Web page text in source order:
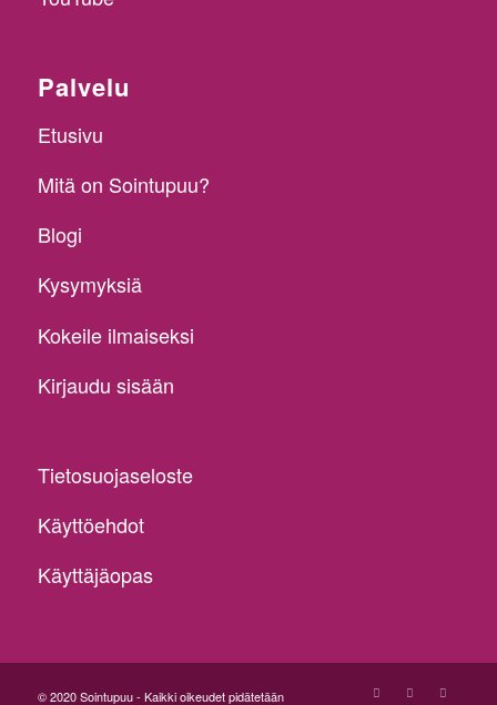
Palvelu
Etusivu
Mitä on Sointupuu?
Blogi
Kysymyksiä
Kokeile ilmaiseksi
Kirjaudu sisään
Tietosuojaseloste
Käyttöehdot
Käyttäjäopas
© 2020 Sointupuu - Kaikki oikeudet pidätetään